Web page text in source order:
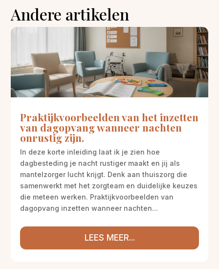
Andere artikelen
Praktijkvoorbeelden van het inzetten
van dagopvang wanneer nachten
onrustig zijn.
In deze korte inleiding laat ik je zien hoe
dagbesteding je nacht rustiger maakt en jij als
mantelzorger lucht krijgt. Denk aan thuiszorg die
samenwerkt met het zorgteam en duidelijke keuzes
die meteen werken. Praktijkvoorbeelden van
dagopvang inzetten wanneer nachten...
LEES MEER...